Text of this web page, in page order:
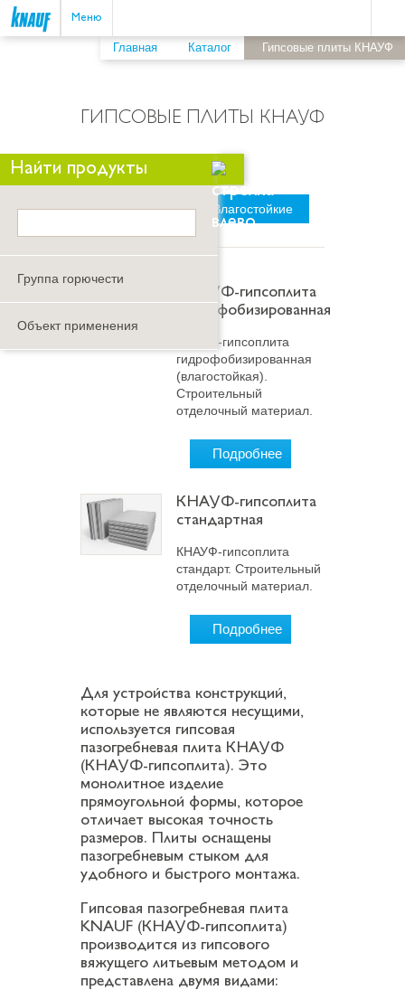
Меню
Главная Каталог Гипсовые плиты КНАУФ
ГИПСОВЫЕ ПЛИТЫ КНАУФ
Найти продукты
Скрыть/
показать
панель
Группа горючести
Объект применения
Стандартные Влагостойкие
КНАУФ-гипсоплита
гидрофобизированная
КНАУФ-гипсоплита
гидрофобизированная
(влагостойкая).
Строительный
отделочный материал.
Подробнее
КНАУФ-гипсоплита
стандартная
КНАУФ-гипсоплита
стандарт. Строительный
отделочный материал.
Подробнее
Для устройства конструкций,
которые не являются несущими,
используется гипсовая
пазогребневая плита КНАУФ
(КНАУФ-гипсоплита). Это
монолитное изделие
прямоугольной формы, которое
отличает высокая точность
размеров. Плиты оснащены
пазогребневым стыком для
удобного и быстрого монтажа.
Гипсовая пазогребневая плита
KNAUF (КНАУФ-гипсоплита)
производится из гипсового
вяжущего литьевым методом и
представлена двумя видами: